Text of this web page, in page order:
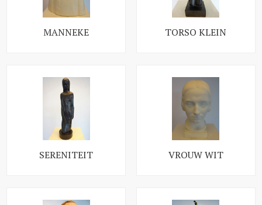
MANNEKE TORSO KLEIN
SERENITEIT VROUW WIT